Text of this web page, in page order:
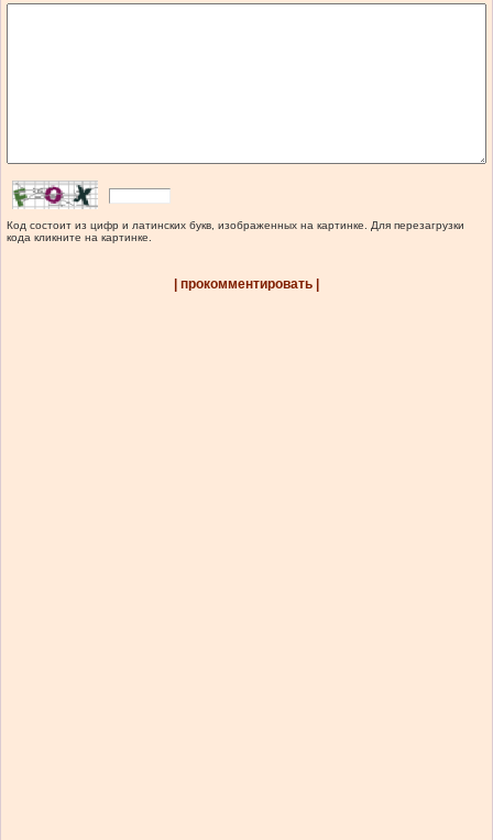
Код состоит из цифр и латинских букв, изображенных на картинке. Для перезагрузки
кода кликните на картинке.
| прокомментировать |